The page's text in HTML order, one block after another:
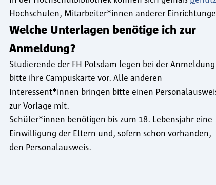
Hochschulen, Mitarbeiter*innen anderer
Welche Unterlagen benötige ich zur
Anmeldung?
Studierende der FH Potsdam legen bei der Anmeldung
bitte ihre Campuskarte vor. Alle anderen
Interessent*innen bringen bitte einen
zur Vorlage mit.
Schüler*innen benötigen bis zum 18. Lebensjahr eine
Einwilligung der Eltern und, sofern schon vorhanden,
den Personalausweis.